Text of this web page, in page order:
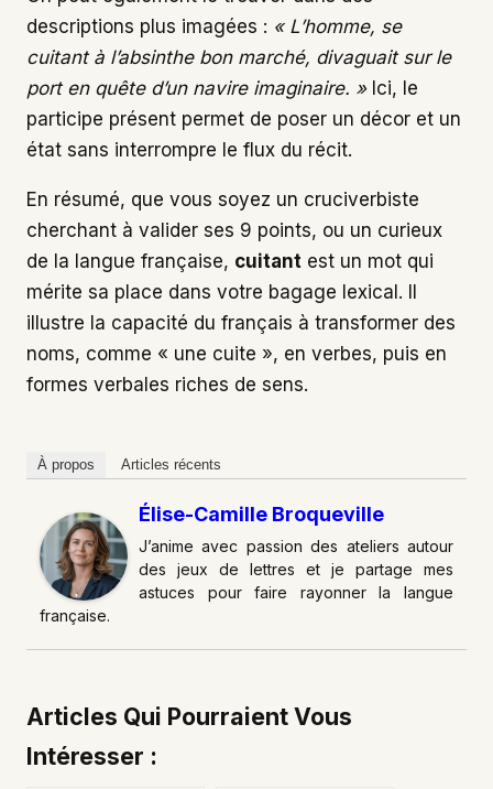
descriptions plus imagées : « L’homme, se
cuitant à l’absinthe bon marché, divaguait sur le
port en quête d’un navire imaginaire. »Ici, le
participe présent permet de poser un décor et un
état sans interrompre le flux du récit.
En résumé, que vous soyez un cruciverbiste
cherchant à valider ses 9 points, ou un curieux
de la langue française, cuitant est un mot qui
mérite sa place dans votre bagage lexical. Il
illustre la capacité du français à transformer des
noms, comme « une cuite », en verbes, puis en
formes verbales riches de sens.
À propos Articles récents
Élise-Camille Broqueville
J’anime avec passion des ateliers autour
des jeux de lettres et je partage mes
astuces pour faire rayonner la langue
française.
Articles Qui Pourraient Vous
Intéresser :